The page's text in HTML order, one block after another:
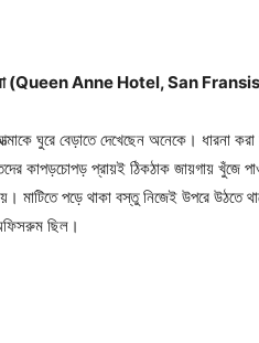
(Queen Anne Hotel, San
ঘুরে বেড়াতে দেখেছেন অনেকে। ধারনা
কাপড়চোপড় প্রায়ই ঠিকঠাক জায়গায় খুঁজে
মাটিতে পড়ে থাকা বস্তু নিজেই উপরে উঠতে
ছিল।